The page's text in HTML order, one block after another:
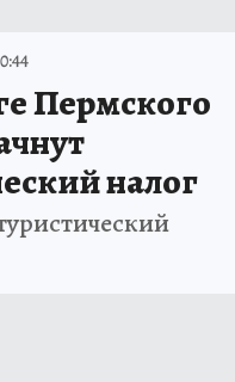
Пермского
налог